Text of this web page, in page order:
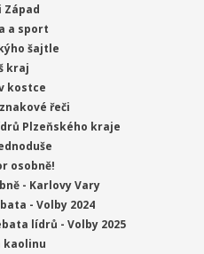
Západ
a sport
šajtle
kraj
kostce
řeči
Plzeňského kraje
osobně!
- Karlovy Vary
- Volby 2024
lídrů - Volby 2025
kaolinu